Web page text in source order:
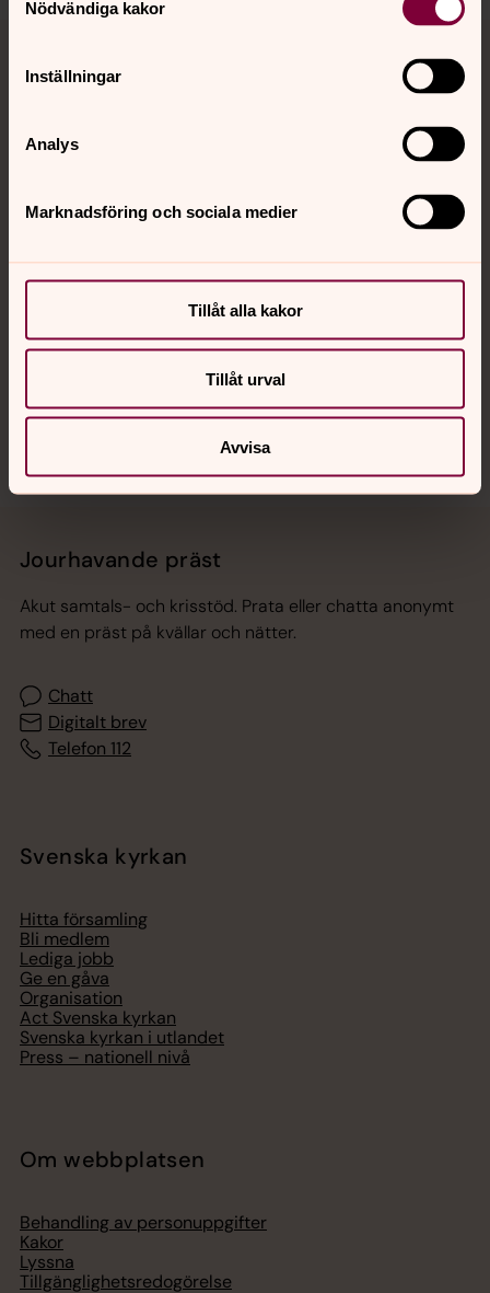
Nödvändiga kakor
Inställningar
Analys
Marknadsföring och sociala medier
Tillåt alla kakor
Tillåt urval
Avvisa
Kontakt
Kalender
Jourhavande präst
Akut samtals- och krisstöd. Prata eller chatta anonymt
med en präst på kvällar och nätter.
Chatt
Digitalt brev
Telefon 112
Svenska kyrkan
Hitta församling
Bli medlem
Lediga jobb
Ge en gåva
Organisation
Act Svenska kyrkan
Svenska kyrkan i utlandet
Press – nationell nivå
Om webbplatsen
Behandling av personuppgifter
Kakor
Lyssna
Tillgänglighetsredogörelse